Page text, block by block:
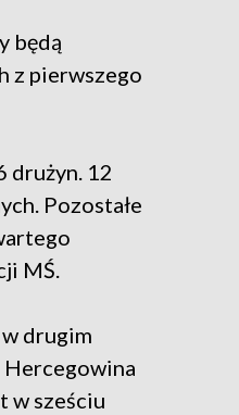
będą
z pierwszego
drużyn. 12
Pozostałe
MŚ.
drugim
Hercegowina
w sześciu